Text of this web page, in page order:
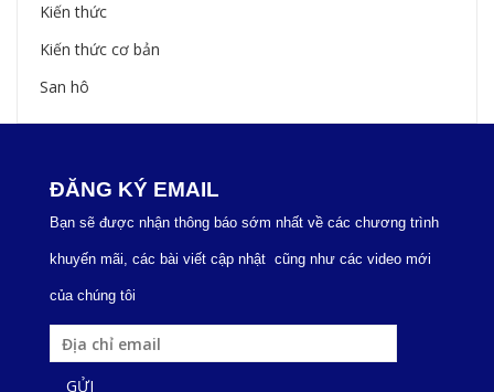
Kiến thức
Kiến thức cơ bản
San hô
ĐĂNG KÝ EMAIL
Bạn sẽ được nhận thông báo sớm nhất về các chương trình
khuyến mãi, các bài viết cập nhật cũng như các video mới
của chúng tôi